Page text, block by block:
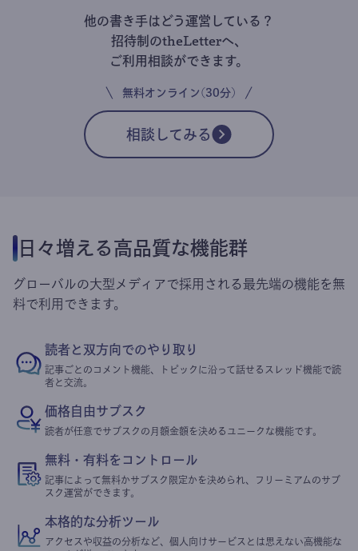
他の書き手はどう運営している？
招待制のtheLetterへ、
ご利用相談ができます。
無料オンライン(30分)
相談してみる
日々増える高品質な機能群
グローバルの大型メディアで採用される最先端の機能を無
料で利用できます。
読者と双方向でのやり取り
記事ごとのコメント機能、トピックに沿って話せるスレッド機能で読
者と交流。
価格自由サブスク
読者が任意でサブスクの月額金額を決めるユニークな機能です。
無料・有料をコントロール
記事によって無料かサブスク限定かを決められ、フリーミアムのサブ
スク運営ができます。
本格的な分析ツール
アクセスや収益の分析など、個人向けサービスとは思えない高機能な